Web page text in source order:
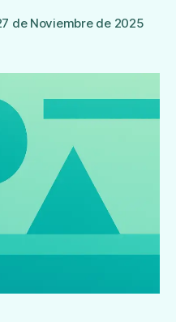
de Noviembre de 2025